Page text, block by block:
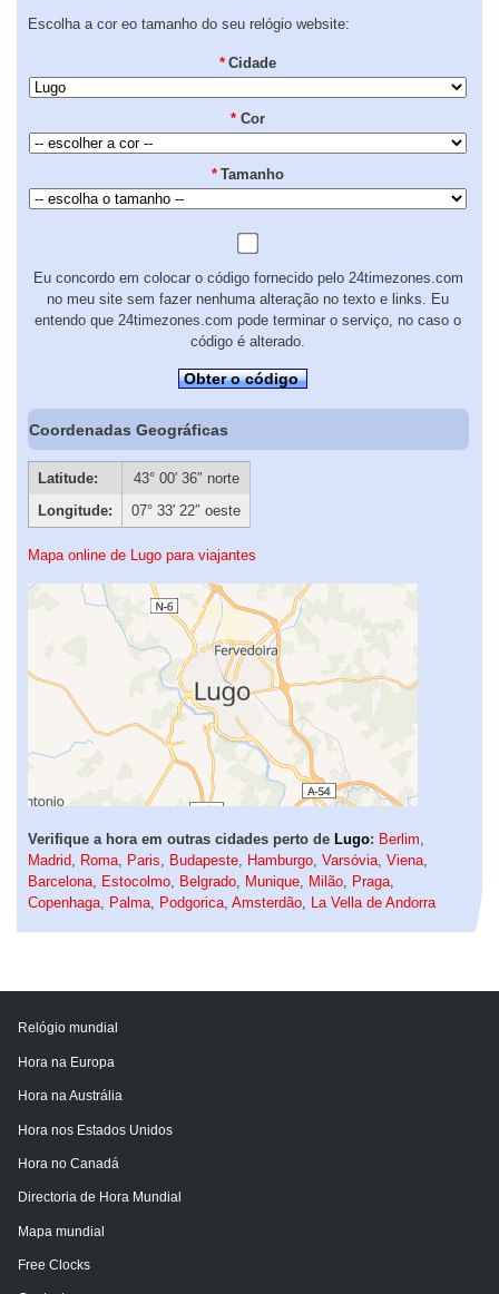
Escolha a cor eo tamanho do seu relógio website:
* Cidade
* Cor
* Tamanho
Eu concordo em colocar o código fornecido pelo 24timezones.com
no meu site sem fazer nenhuma alteração no texto e links. Eu
entendo que 24timezones.com pode terminar o serviço, no caso o
código é alterado.
Obter o código
Coordenadas Geográficas
Latitude:
43° 00′ 36″ norte
Longitude:
07° 33′ 22″ oeste
Mapa online de Lugo para viajantes
Verifique a hora em outras cidades perto de Lugo: Berlim
Madrid
Roma Paris Budapeste Hamburgo Varsóvia Viena
Barcelona
Estocolmo Belgrado Munique Milão Praga
Copenhaga
Palma Podgorica Amsterdão La Vella de Andorra
Relógio mundial
Hora na Europa
Hora na Austrália
Hora nos Estados Unidos
Hora no Canadá
Directoria de Hora Mundial
Mapa mundial
Free Clocks